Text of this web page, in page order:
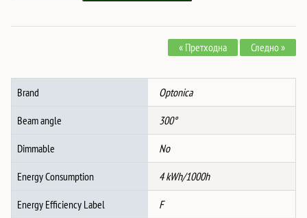
119 ден.
2500K
AC220-
240V
СТАКЛО
« Претходна Следно »
Brand Optonica
Beam angle 300°
Dimmable No
Energy Consumption 4 kWh/1000h
Energy Efficiency Label F